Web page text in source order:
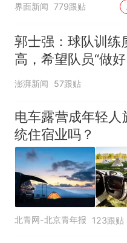
界面新闻 779跟贴
郭士强：球队训练
高，希望队员“做
澎湃新闻 57跟贴
电车露营成年轻人
统住宿业吗？
北青网-北京青年报 123跟贴